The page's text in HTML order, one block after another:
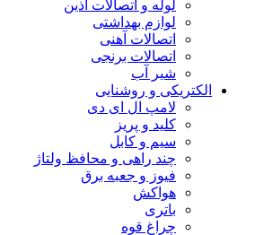
لوله و اتصالات آذین
لوازم بهداشتی
اتصالات آهنی
اتصالات برنجی
شیر آب
الکتریکی و روشنایی
لامپ ال ای دی
کلید و پریز
سیم و کابل
چند راهی و محافظ ولتاژ
فیوز و جعبه برق
هواکش
باتری
چراغ قوه